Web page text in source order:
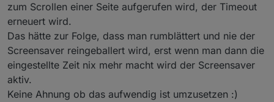
zum Scrollen einer Seite aufgerufen wird, der Timeout
erneuert wird.
Das hätte zur Folge, dass man rumblättert und nie der
Screensaver reingeballert wird, erst wenn man dann die
eingestellte Zeit nix mehr macht wird der Screensaver
aktiv.
Keine Ahnung ob das aufwendig ist umzusetzen :)